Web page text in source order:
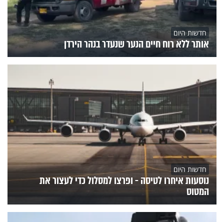
חדשות היום
אותר ללא רוח חיים הנער שנעדר בנהר הירדן
חדשות היום
נוסעות איחרו לטיסה - ופרצו למסלול כדי לעצור את
המטוס